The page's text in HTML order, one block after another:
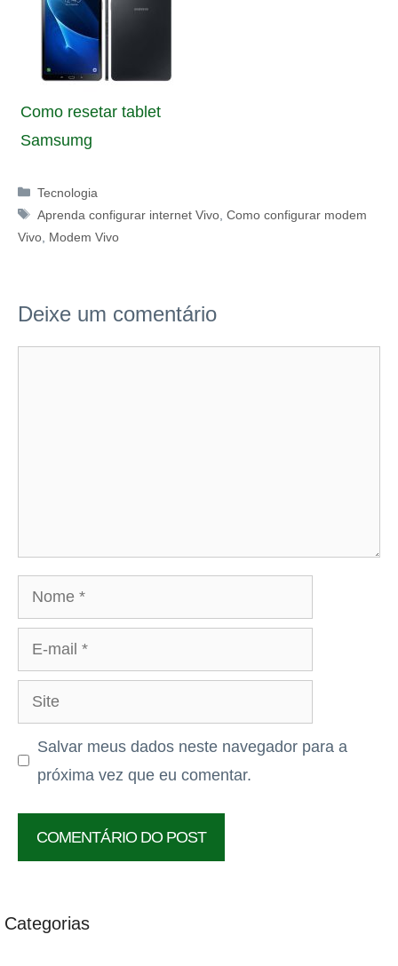
Como resetar tablet
Samsumg
Categorias
Tecnologia
Tags
Aprenda configurar internet Vivo ,Como configurar modem
Vivo Modem Vivo
Deixe um comentário
Nome
mail
Site
Salvar meus dados neste navegador para a
próxima vez que eu comentar.
Categorias